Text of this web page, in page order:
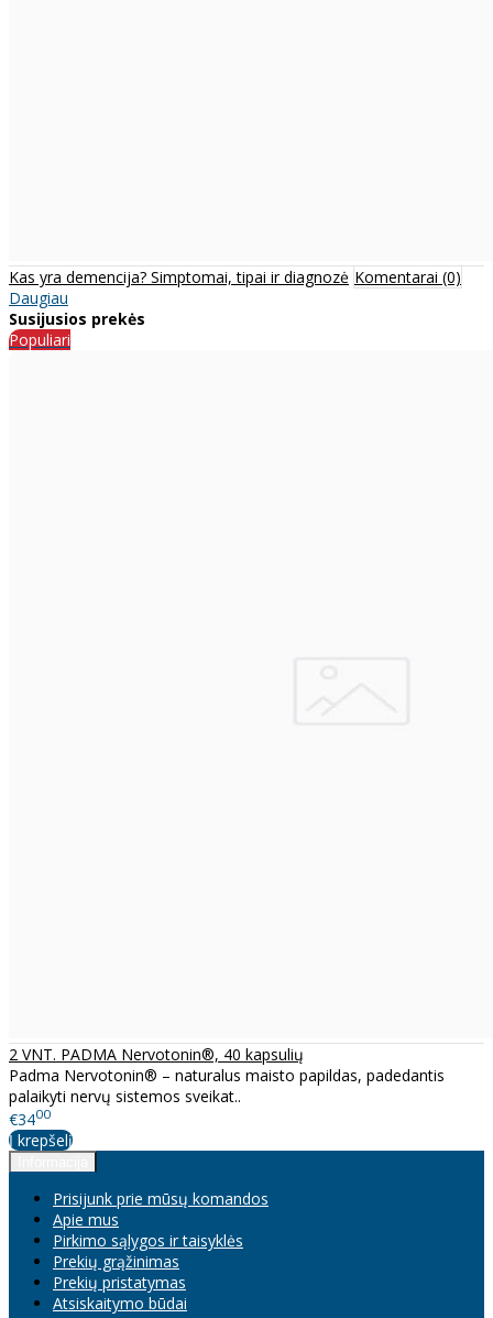
Kas yra demencija? Simptomai, tipai ir diagnozė Komentarai (0)
Daugiau
Susijusios prekės
Populiari
2 VNT. PADMA Nervotonin®, 40 kapsulių
Padma Nervotonin® – naturalus maisto papildas, padedantis
palaikyti nervų sistemos sveikat..
€3400
Į krepšelį
Prisijunk prie mūsų komandos
Apie mus
Pirkimo sąlygos ir taisyklės
Prekių grąžinimas
Prekių pristatymas
Atsiskaitymo būdai